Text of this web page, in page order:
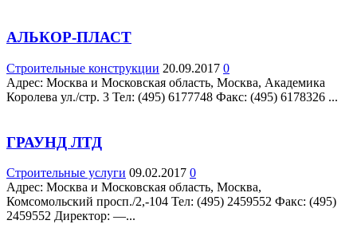
АЛЬКОР-ПЛАСТ
Строительные конструкции 20.09.2017 0
Адрес: Москва и Московская область, Москва, Академика
Королева ул./стр. 3 Teл: (495) 6177748 Факс: (495) 6178326 ...
ГРАУНД ЛТД
Строительные услуги 09.02.2017 0
Адрес: Москва и Московская область, Москва,
Комсомольский просп./2,-104 Teл: (495) 2459552 Факс: (495)
2459552 Директор: —...